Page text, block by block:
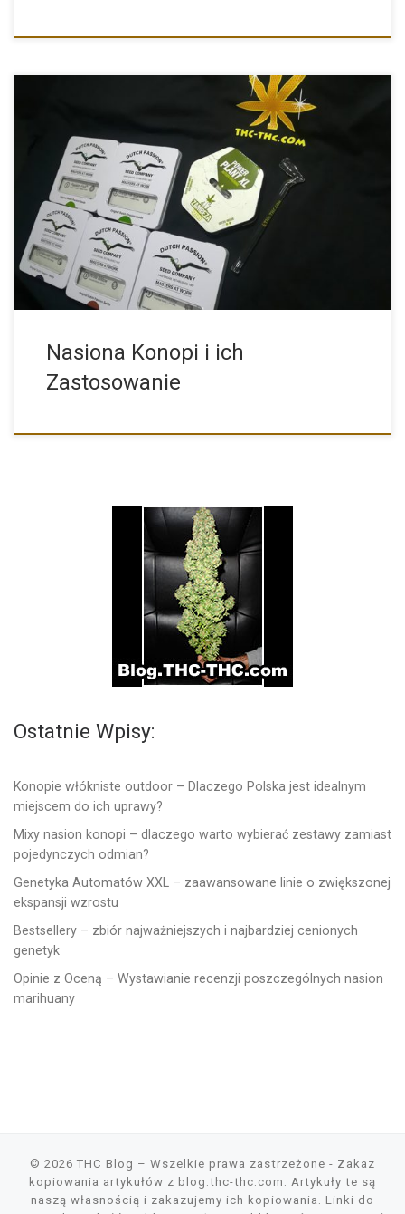
Nasiona konopi i konopie były wykorzystywane od tysięcy lat. Na
[…]
Nasiona Konopi i ich
Zastosowanie
Ostatnie Wpisy:
Konopie włókniste outdoor – Dlaczego Polska jest idealnym
miejscem do ich uprawy?
Mixy nasion konopi – dlaczego warto wybierać zestawy zamiast
pojedynczych odmian?
Genetyka Automatów XXL – zaawansowane linie o zwiększonej
ekspansji wzrostu
Bestsellery – zbiór najważniejszych i najbardziej cenionych
genetyk
Opinie z Oceną – Wystawianie recenzji poszczególnych nasion
marihuany
© 2026THC Blog – Wszelkie prawa zastrzeżone - Zakaz
kopiowania artykułów z blog.thc-thc.com. Artykuły te są
naszą własnością i zakazujemy ich kopiowania. Linki do